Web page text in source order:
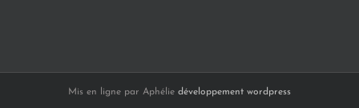
Mis en ligne par Aphélie développement wordpress